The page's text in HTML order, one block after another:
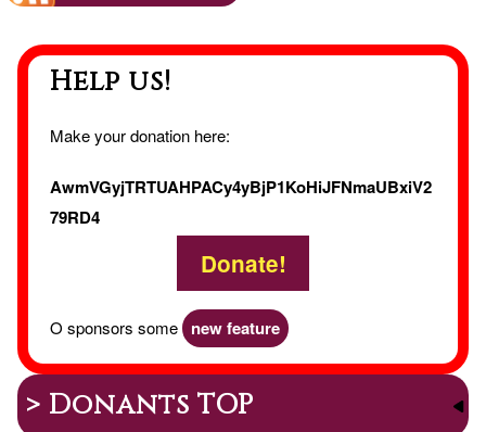
Help us!
Make your donation here:
AwmVGyjTRTUAHPACy4yBjP1KoHiJFNmaUBxiV2
79RD4
Donate!
O sponsors some new feature
> Donants TOP